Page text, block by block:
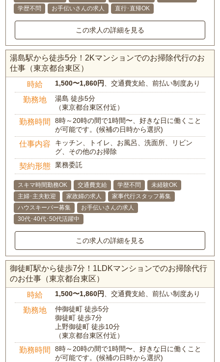
学歴不問
お手伝いさんの求人 直行･直帰OK
この求人の詳細を見る
湯島駅から徒歩5分！2Kマンションでのお掃除代行のお
仕事（東京都台東区）
時給 1,500〜1,860円 、交通費支給、前払い制度あり
勤務地
湯島 徒歩5分
（東京都台東区付近）
勤務時間
8時～20時の間で1時間〜、好きな日に働くこと
が可能です。(候補の日時から選択)
仕事内容
キッチン、トイレ、お風呂、洗面所、リビン
グ、その他のお掃除
契約形態 業務委託
スキマ時間勤務OK 交通費支給 学歴不問
未経験OK
主婦･主夫歓迎
家政婦の求人
家事代行スタッフ募集
ハウスキーパー募集
お手伝いさんの求人
30代･40代･50代活躍中
この求人の詳細を見る
御徒町駅から徒歩7分！1LDKマンションでのお掃除代行
のお仕事（東京都台東区）
時給 1,500〜1,860円 、交通費支給、前払い制度あり
勤務地
仲御徒町 徒歩5分
御徒町 徒歩7分
上野御徒町 徒歩10分
（東京都台東区付近）
勤務時間
8時～20時の間で1時間〜、好きな日に働くこと
が可能です。(候補の日時から選択)